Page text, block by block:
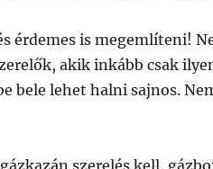
érdemes is megemlíteni!
akik inkább csak
bele lehet halni sajnos.